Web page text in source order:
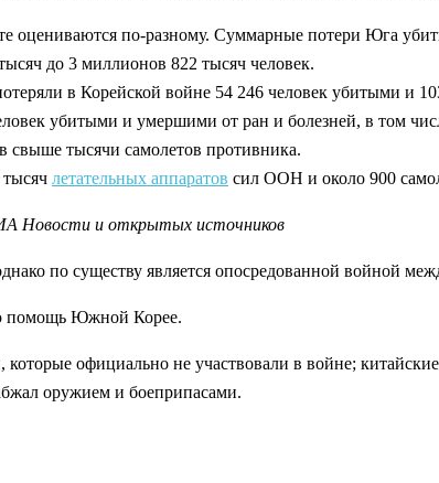
оцениваются по-разному. Суммарные потери Юга
до 3 миллионов 822 тысяч человек.
в Корейской войне 54 246 человек убитыми и
убитыми и умершими от ран и болезней, в том
свыше тысячи самолетов противника.
летательных аппаратов сил ООН и около 900
Новости и открытых источников
по существу является опосредованной войной
помощь Южной Корее.
официально не участвовали в войне;
оружием и боеприпасами.